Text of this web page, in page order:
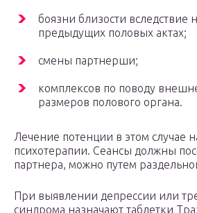
боязни близости вследствие
предыдущих половых актах;
смены партнерши;
комплексов по поводу
размеров полового органа.
Лечение потенции в этом случае
психотерапии. Сеансы должны
партнера, можно путем
При выявлении депрессии или
синдрома назначают таблетки